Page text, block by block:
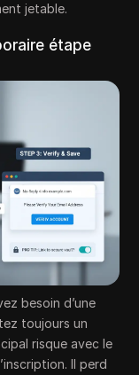
jetable.
étape
besoin d’une
toujours un
risque avec le
Il perd